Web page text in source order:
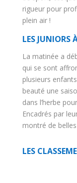
rigueur pour
plein air !
LES JUNIORS
La matinée a
qui se sont
plusieurs
beauté une
dans l’herbe
Encadrés par
montré de
LES